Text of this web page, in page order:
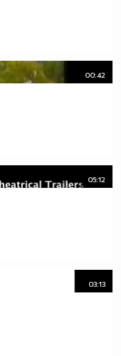
00:42
05:12
03:13